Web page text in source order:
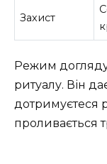
Захист
Режим
ритуалу. Він
дотримуєтеся
проливається